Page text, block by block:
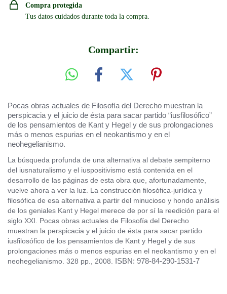
Compra protegida
Tus datos cuidados durante toda la compra.
Compartir:
Pocas obras actuales de Filosofía del Derecho muestran la
perspicacia y el juicio de ésta para sacar partido “iusfilosófico”
de los pensamientos de Kant y Hegel y de sus prolongaciones
más o menos espurias en el neokantismo y en el
neohegelianismo.
L a búsqueda profunda de una alternativa al debate sempiterno
del iusnaturalismo y el iuspositivismo está contenida en el
desarrollo de las páginas de esta obra que, afortunadamente,
vuelve ahora a ver la luz. La construcción filosófica-jurídica y
filosófica de esa alternativa a partir del minucioso y hondo análisis
de los geniales Kant y Hegel merece de por sí la reedición para el
siglo XXI. Pocas obras actuales de Filosofía del Derecho
muestran la perspicacia y el juicio de ésta para sacar partido
iusfilosófico de los pensamientos de Kant y Hegel y de sus
prolongaciones más o menos espurias en el neokantismo y en el
neohegelianismo. 328 pp., 2008. ISBN: 978-84-290-1531-7